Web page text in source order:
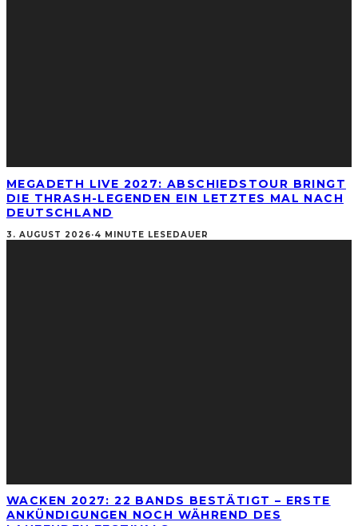
MEGADETH LIVE 2027: ABSCHIEDSTOUR BRINGT
DIE THRASH-LEGENDEN EIN LETZTES MAL NACH
DEUTSCHLAND
3. AUGUST 2026·4 MINUTE LESEDAUER
WACKEN 2027: 22 BANDS BESTÄTIGT – ERSTE
ANKÜNDIGUNGEN NOCH WÄHREND DES